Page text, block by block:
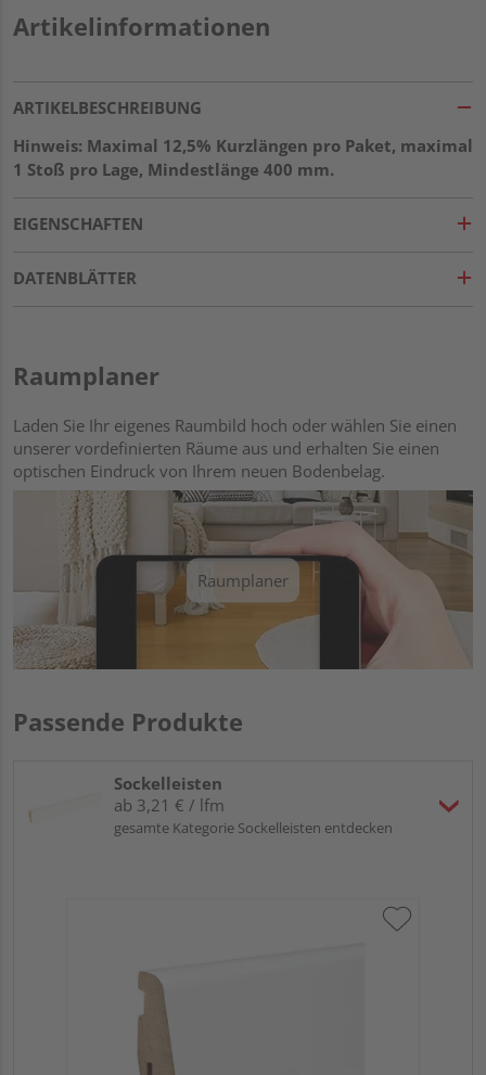
Artikelinformationen
ARTIKELBESCHREIBUNG
Hinweis: Maximal 12,5% Kurzlängen pro Paket, maximal
1 Stoß pro Lage, Mindestlänge 400 mm.
EIGENSCHAFTEN
DATENBLÄTTER
Raumplaner
Laden Sie Ihr eigenes Raumbild hoch oder wählen Sie einen
unserer vordefinierten Räume aus und erhalten Sie einen
optischen Eindruck von Ihrem neuen Bodenbelag.
Raumplaner
Passende Produkte
Sockelleisten
ab 3,21 € / lfm
gesamte Kategorie Sockelleisten entdecken